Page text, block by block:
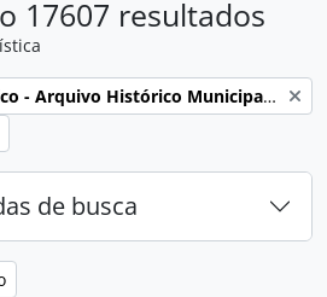
17607 resultados
Unidade Arquivo Público - Arquivo Histórico Municipal João Spadari Adami
de busca